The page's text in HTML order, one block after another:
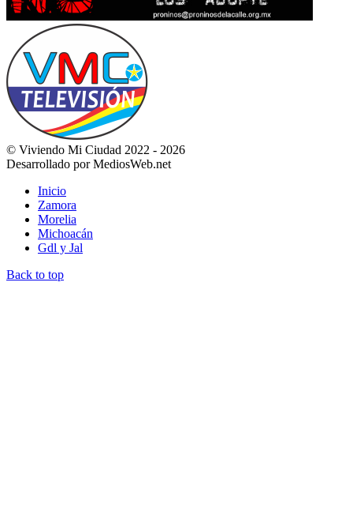
© Viviendo Mi Ciudad 2022 - 2026
Desarrollado por MediosWeb.net
Inicio
Zamora
Morelia
Michoacán
Gdl y Jal
Back to top